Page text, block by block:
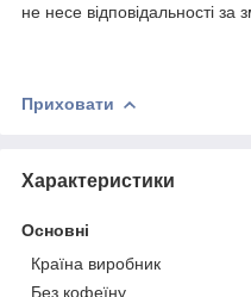
не несе відповідальності за
Приховати
Характеристики
Основні
Країна виробник
Без кофеїну